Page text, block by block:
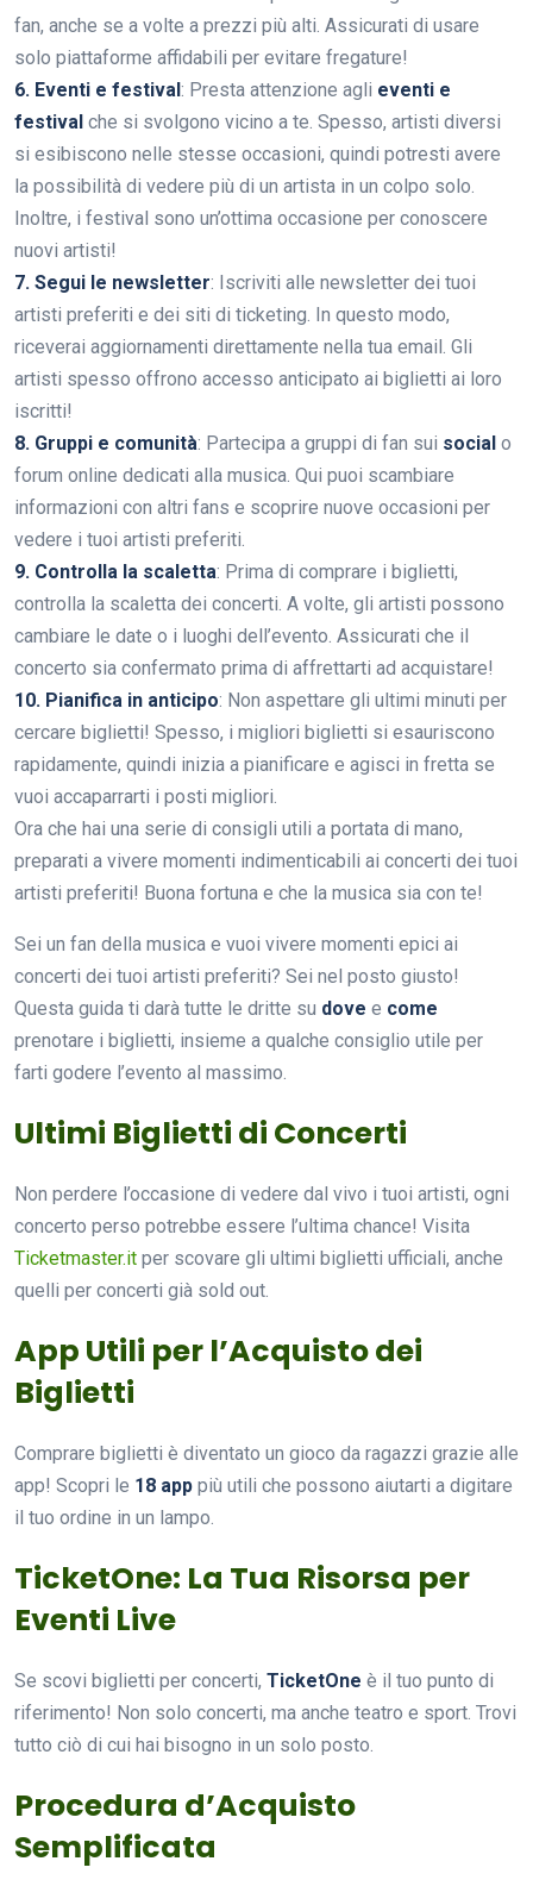
fan, anche se a volte a prezzi più alti. Assicurati di usare
solo piattaforme affidabili per evitare fregature!
6. Eventi e festival: Presta attenzione agli eventi e
festival che si svolgono vicino a te. Spesso, artisti diversi
si esibiscono nelle stesse occasioni, quindi potresti avere
la possibilità di vedere più di un artista in un colpo solo.
Inoltre, i festival sono un’ottima occasione per conoscere
nuovi artisti!
7. Segui le newsletter: Iscriviti alle newsletter dei tuoi
artisti preferiti e dei siti di ticketing. In questo modo,
riceverai aggiornamenti direttamente nella tua email. Gli
artisti spesso offrono accesso anticipato ai biglietti ai loro
iscritti!
8. Gruppi e comunità: Partecipa a gruppi di fan sui social o
forum online dedicati alla musica. Qui puoi scambiare
informazioni con altri fans e scoprire nuove occasioni per
vedere i tuoi artisti preferiti.
9. Controlla la scaletta: Prima di comprare i biglietti,
controlla la scaletta dei concerti. A volte, gli artisti possono
cambiare le date o i luoghi dell’evento. Assicurati che il
concerto sia confermato prima di affrettarti ad acquistare!
10. Pianifica in anticipo: Non aspettare gli ultimi minuti per
cercare biglietti! Spesso, i migliori biglietti si esauriscono
rapidamente, quindi inizia a pianificare e agisci in fretta se
vuoi accaparrarti i posti migliori.
Ora che hai una serie di consigli utili a portata di mano,
preparati a vivere momenti indimenticabili ai concerti dei tuoi
artisti preferiti! Buona fortuna e che la musica sia con te!
Sei un fan della musica e vuoi vivere momenti epici ai
concerti dei tuoi artisti preferiti? Sei nel posto giusto!
Questa guida ti darà tutte le dritte su dove e come
prenotare i biglietti, insieme a qualche consiglio utile per
farti godere l’evento al massimo.
Ultimi Biglietti di Concerti
Non perdere l’occasione di vedere dal vivo i tuoi artisti, ogni
concerto perso potrebbe essere l’ultima chance! Visita
Ticketmaster.it per scovare gli ultimi biglietti ufficiali, anche
quelli per concerti già sold out.
App Utili per l’Acquisto dei
Biglietti
Comprare biglietti è diventato un gioco da ragazzi grazie alle
app! Scopri le 18 app più utili che possono aiutarti a digitare
il tuo ordine in un lampo.
TicketOne: La Tua Risorsa per
Eventi Live
Se scovi biglietti per concerti, TicketOne è il tuo punto di
riferimento! Non solo concerti, ma anche teatro e sport. Trovi
tutto ciò di cui hai bisogno in un solo posto.
Procedura d’Acquisto
Semplificata